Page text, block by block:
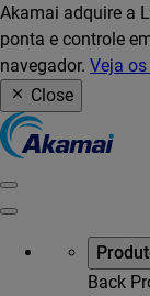
Akamai adquire a
ponta e controle
navegador. Veja
Close
Back